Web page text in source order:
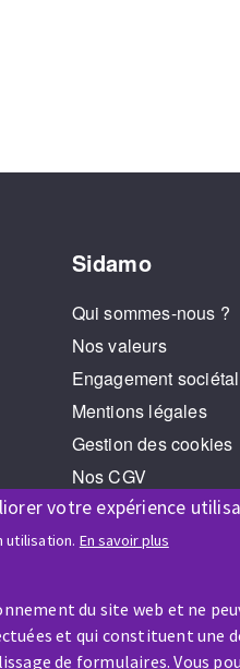
votre expérience
utilisation. En savoir plus
du site web et ne
et qui constituent une
de formulaires. Vous
Sidamo
Qui sommes-nous ?
Nos valeurs
Engagement sociétal
Mentions légales
Gestion des cookies
Nos CGV
RGPD
Jeux Concours